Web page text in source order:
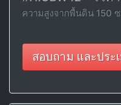
ความสูงจากพื้นดิน 150
สอบถาม และประ